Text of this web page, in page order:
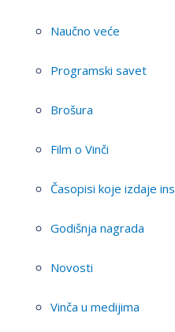
Naučno veće
Programski savet
Brošura
Film o Vinči
Časopisi koje izdaje
Godišnja nagrada
Novosti
Vinča u medijima